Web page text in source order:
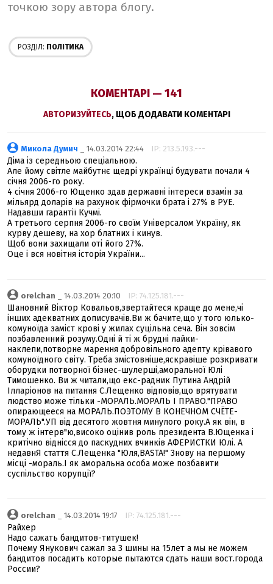
точкою зору автора блогу.
РОЗДІЛ: ПОЛІТИКА
КОМЕНТАРІ — 141
АВТОРИЗУЙТЕСЬ, ЩОБ ДОДАВАТИ КОМЕНТАРІ
Микола Думич _ 14.03.2014 22:44 IP: 213.5.193.---
Діма із середньою спеціальною.
Але йому світле майбутнє щедрі українці будувати почали 4
січня 2006-го року.
4 січня 2006-го Ющенко здав державні інтереси взамін за
мільярд доларів на рахунок фірмочки брата і 27% в РУЕ.
Надавши гарантії Кучмі.
А третього серпня 2006-го своїм Універсалом Україну, як
курву дешеву, на хор блатних і кинув.
Щоб вони захищали оті його 27%.
Оце і вся новітня історія України...
orelchan _ 14.03.2014 20:10 IP: 74.125.181.---
Шановний Віктор Ковальов,звертайтеся краще до мене,чі
інших адекватних дописувачів.Ви ж бачите,що у того юлько-
комуноїда заміст крові у жилах суцільна сеча. Він зовсім
позбавленний розуму.Одні й ті ж брудні лайки-
наклепи,потворне марення добровільного адепту крівавого
комуноїдного світу. Треба змістовніше,яскравіше розкривати
оборудки потворної бізнес-шулерші,аморальної Юлі
Тимошенко. Ви ж читали,що екс-радник Путина Андрій
Ілларіонов на питання С.Лещенко відповів,що врятувати
людство може тільки -МОРАЛЬ.МОРАЛЬ І ПРАВО."ПРАВО
опирающееся на МОРАЛЬ.ПОЭТОМУ В КОНЕЧНОМ СЧЁТЕ-
МОРАЛЬ".УП від десятого жовтня минулого року.А як він, в
тому ж інтерв"ю,високо оцінив роль президента В.Ющенка і
критічно віднісся до паскудних вчинків АФЕРИСТКИ Юлі. А
недавнЯ стаття С.Лещенка "Юля,BASTA!" Знову на першому
місці -мораль.І як аморальна особа може позбавити
суспільство корупції?
orelchan _ 14.03.2014 19:17 IP: 74.125.181.---
Райхер
Надо сажать бандитов-титушек!
Почему Янукович сажал за 3 шины на 15лет а мы не можем
бандитов посадить которые пытаются сдать наши вост.города
России?